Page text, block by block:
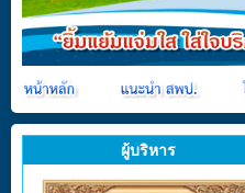
ผู้บริหาร